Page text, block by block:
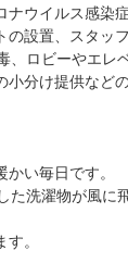
ウイルス感染
の設置、スタッ
、ロビーやエレ
分け提供など
い毎日です。
た洗濯物が風に
。